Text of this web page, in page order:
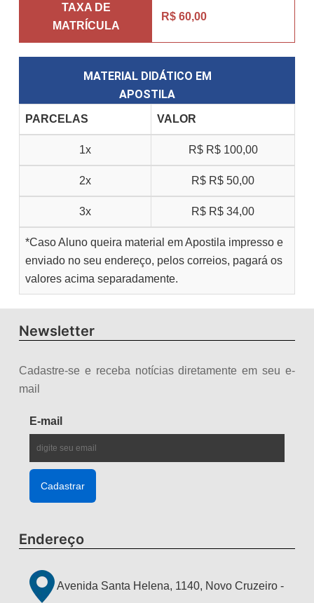
TAXA DE
MATRÍCULA
R$ 60,00
MATERIAL DIDÁTICO EM
APOSTILA
PARCELAS VALOR
1x R$ R$ 100,00
2x R$ R$ 50,00
3x R$ R$ 34,00
*Caso Aluno queira material em Apostila impresso e
enviado no seu endereço, pelos correios, pagará os
valores acima separadamente.
Newsletter
Cadastre-se e receba notícias diretamente em seu e-
mail
E-mail
Endereço
Avenida Santa Helena, 1140, Novo Cruzeiro -